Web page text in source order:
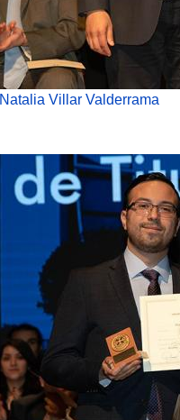
Natalia Villar Valderrama